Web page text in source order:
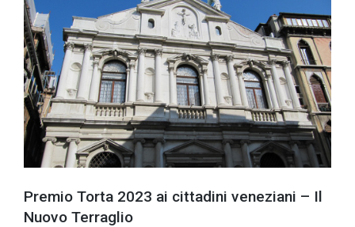
Premio Torta 2023 ai cittadini veneziani – Il
Nuovo Terraglio